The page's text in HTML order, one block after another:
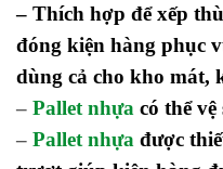
– Thích hợp để xếp
đóng kiện hàng phục
dùng cả cho kho mát,
– Pallet nhựa có thể
– Pallet nhựa được